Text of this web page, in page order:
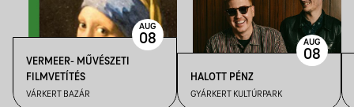
VERMEER- MŰVÉSZETI
FILMVETÍTÉS
VÁRKERT BAZÁR
AUG
08
HALOTT PÉNZ
GYÁRKERT KULTÚRPARK
AUG
08